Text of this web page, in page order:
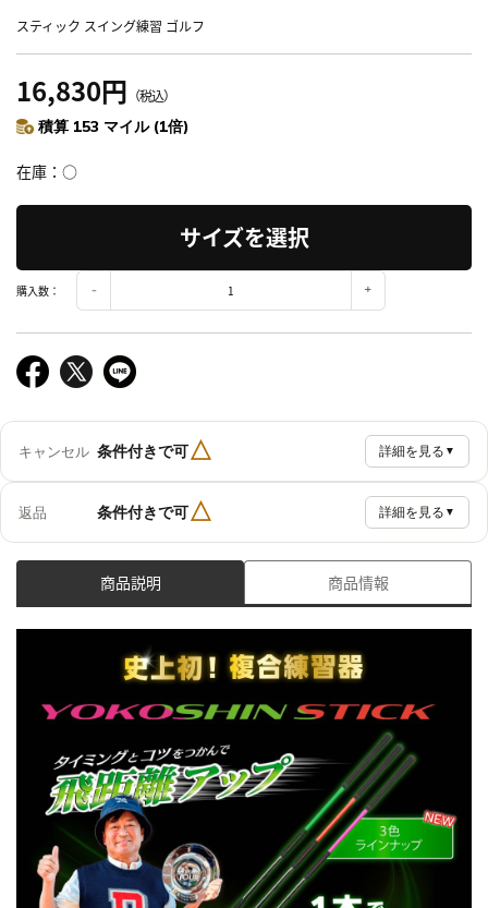
スティック スイング練習 ゴルフ
16,830円 （税込）
積算 153 マイル (1倍)
在庫 ○
サイズを選択
購入数：
キャンセル 条件付きで可△ 詳細を見る ▼
返品 条件付きで可△ 詳細を見る ▼
商品説明 商品情報